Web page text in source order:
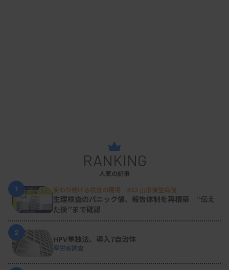
RANKING
人気の記事
1
変わり続ける検査の現場 #32 山形済生病院
生理検査のパニック値、報告体制を再構築 “伝え
た後”まで確認
2
HPV単独法、導入7自治体
厚労省調査